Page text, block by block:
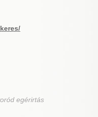
egérirtás